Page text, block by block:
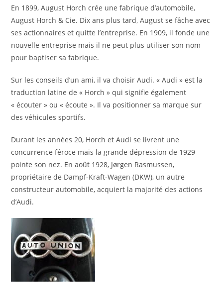
En 1899, August Horch crée une fabrique d’automobile,
August Horch & Cie. Dix ans plus tard, August se fâche avec
ses actionnaires et quitte l’entreprise. En 1909, il fonde une
nouvelle entreprise mais il ne peut plus utiliser son nom
pour baptiser sa fabrique.
Sur les conseils d’un ami, il va choisir Audi. « Audi » est la
traduction latine de « Horch » qui signifie également
« écouter » ou « écoute ». Il va positionner sa marque sur
des véhicules sportifs.
Durant les années 20, Horch et Audi se livrent une
concurrence féroce mais la grande dépression de 1929
pointe son nez. En août 1928, Jørgen Rasmussen,
propriétaire de Dampf-Kraft-Wagen (DKW), un autre
constructeur automobile, acquiert la majorité des actions
d’Audi.